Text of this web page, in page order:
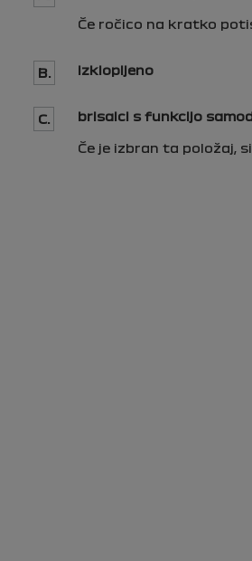
Če ročico na kratko
B. izklopljeno
C. brisalci s funkcijo
Če je izbran ta položaj,